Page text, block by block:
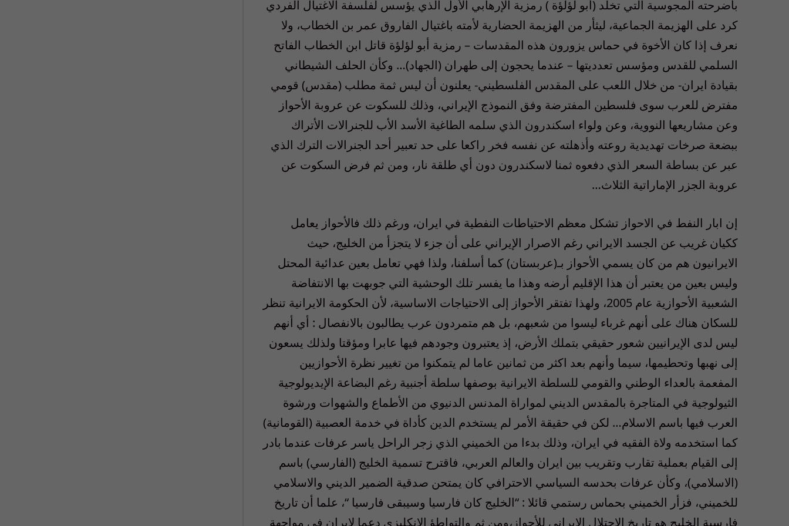
بأضرحته المجوسية التي تخلد (أبو لؤلؤة ) رمزية الإرهابي الأول الذي يؤسس لفلسفة الاغتيال الفردي
كرد على الهزيمة الجماعية، ليثأر من الهزيمة الحضارية لأمته باغتيال الفاروق عمر بن الخطاب، ولا
نعرف إذا كان الأخوة في حماس يزورون هذه المقدسات – رمزية أبو لؤلؤة قاتل ابن الخطاب الفاتح
السلمي للقدس ومؤسس تعدديتها – عندما يحجون إلى طهران (الجهاد)… وكأن الحلف الشيطاني
بقيادة ايران- من خلال اللعب على المقدس الفلسطيني- يعلنون أن ليس ثمة مطلب (مقدس) قومي
مفترض للعرب سوى فلسطين المفترضة وفق النموذج الإيراني، وذلك للسكوت عن عروبة الأحواز
وعن مشاريعها النووية، وعن ولواء اسكندرون الذي سلمه الطاغية الأسد الأب للجنرالات الأتراك
ببضعة صرخات تهديدية روعته وأذهلته عن نفسه فخر راكعا على حد تعبير أحد الجنرالات الترك الذي
عبر عن بساطة السعر الذي دفعوه ثمنا لاسكندرون دون أي طلقة نار، ومن ثم فرض السكوت عن
عروبة الجزر الإماراتية الثلاث…
إن ابار النفط في الاحواز تشكل معظم الاحتياطات النفطية في ايران، ورغم ذلك فالأحواز يعامل
ككيان غريب عن الجسد الايراني رغم الاصرار الإيراني على أن جزء لا يتجزأ من الخليج، حيث
الايرانيون هم من كان يسمي الأحواز بـ(عربستان) كما أسلفنا، ولذا فهي تعامل بعين عدائية المحتل
وليس بعين من يعتبر أن هذا الإقليم أرضه وهذا ما يفسر تلك الوحشية التي جوبهت بها الانتفاضة
الشعبية الأحوازية عام 2005، ولهذا تفتقر الأحواز إلى الاحتياجات الاساسية، لأن الحكومة الايرانية تنظر
للسكان هناك على أنهم غرباء ليسوا من شعبهم، بل هم متمردون عرب يطالبون بالانفصال : أي أنهم
ليس لدى الإيرانيين شعور حقيقي بتملك الأرض، إذ يعتبرون وجودهم فيها عابرا ومؤقتا ولذلك يسعون
إلى نهبها وتحطيمها، سيما وأنهم بعد اكثر من ثمانين عاما لم يتمكنوا من تغيير نظرة الأحوازيين
المفعمة بالعداء الوطني والقومي للسلطة الايرانية بوصفها سلطة أجنبية رغم البضاعة الإيديولوجية
الثيولوجية في المتاجرة بالمقدس الديني لمواراة المدنس الدنيوي من الأطماع والشهوات ورشوة
العرب فيها باسم الاسلام… لكن في حقيقة الأمر لم يستخدم الدين كأداة في خدمة العصبية (القومانية)
كما استخدمه ولاة الفقيه في ايران، وذلك بدءا من الخميني الذي زجر الراحل ياسر عرفات عندما بادر
إلى القيام بعملية تقارب وتقريب بين ايران والعالم العربي، فاقترح تسمية الخليج (الفارسي) باسم
(الاسلامي)، وكأن عرفات بحدسه السياسي الاحترافي كان يمتحن صدقية الضمير الديني والاسلامي
للخميني، فزأر الخميني بحماس رستمي قائلا : “الخليج كان فارسيا وسيبقى فارسيا “، علما أن تاريخ
فارسية الخليج هو تاريخ الاحتلال الايراني للأحواز،ومن ثم والتواطؤ الانكليزي دعما لإيران في مواجهة